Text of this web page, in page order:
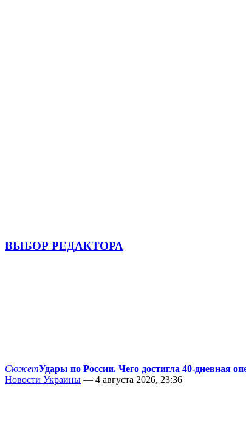
ВЫБОР РЕДАКТОРА
СюжетУдары по России. Чего достигла 40-дневная
Новости Украины — 4 августа 2026, 23:36